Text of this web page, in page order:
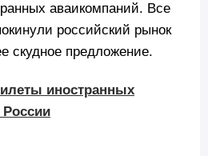
аваикомпаний. Все
российский рынок
скудное предложение.
иностранных